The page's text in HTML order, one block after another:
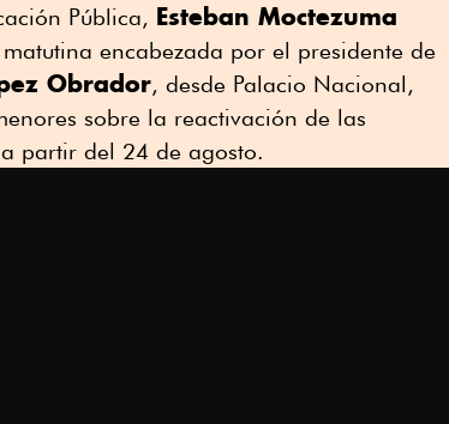
Pública, Esteban Moctezuma
encabezada por el presidente de
Obrador, desde Palacio Nacional,
sobre la reactivación de las
partir del 24 de agosto.